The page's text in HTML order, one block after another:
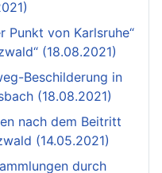
Punkt von Karlsruhe“
(18.08.2021)
Beschilderung in
(18.08.2021)
nach dem Beitritt
(14.05.2021)
durch